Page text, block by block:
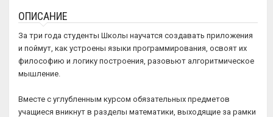
ОПИСАНИЕ
За три года студенты Школы научатся создавать приложения
и поймут, как устроены языки программирования, освоят их
философию и логику построения, разовьют алгоритмическое
мышление.
Вместе с углубленным курсом обязательных предметов
учащиеся вникнут в разделы математики, выходящие за рамки